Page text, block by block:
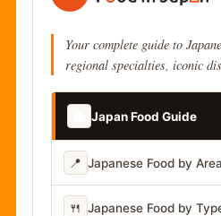
Your complete guide to
regional specialties, iconic
Japan Food Guide
📍 Japanese Food by Area
🍴 Japanese Food by